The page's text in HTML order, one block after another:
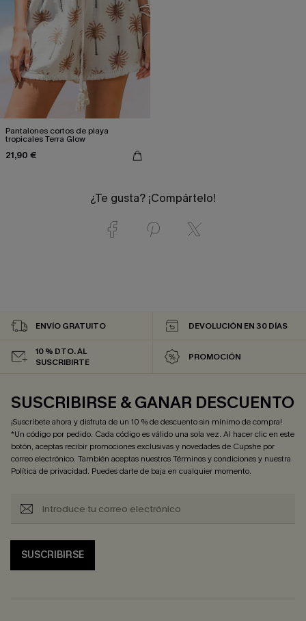
Pantalones cortos de playa
tropicales Terra Glow
21,90 €
¿Te gusta? ¡Compártelo!
ENVÍO GRATUITO DEVOLUCIÓN EN 30 DÍAS
10 % DTO. AL
SUSCRIBIRTE
PROMOCIÓN
SUSCRIBIRSE & GANAR DESCUENTO
¡Suscríbete ahora y disfruta de un 10 % de descuento sin mínimo de compra!
*Un código por pedido. Cada código es válido una sola vez. Al hacer clic en este
botón, aceptas recibir promociones exclusivas y novedades de Cupshe por
correo electrónico. También aceptas nuestrosTérminos y condicionesy nuestra
Política de privacidad. Puedes darte de baja en cualquier momento.
SUSCRIBIRSE